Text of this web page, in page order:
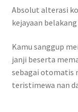
Absolut alterasi
kejayaan
Kamu sanggup
janji beserta
sebagai otomatis
teristimewa nan